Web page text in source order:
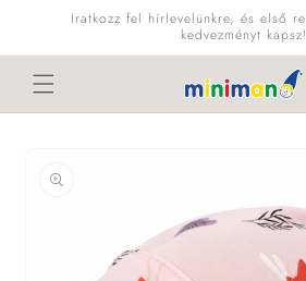
Ugrás aIratkozz fel hírlevelünkre, és első
kedvezményt kapsz!
ugrás a
termékadatokra